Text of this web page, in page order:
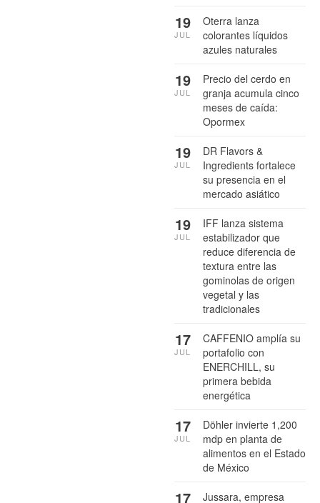
Oterra lanza
colorantes líquidos
azules naturales
19
JUL
Precio del cerdo en
granja acumula cinco
meses de caída:
Opormex
19
JUL
DR Flavors &
Ingredients fortalece
su presencia en el
mercado asiático
19
JUL
IFF lanza sistema
estabilizador que
reduce diferencia de
textura entre las
gominolas de origen
vegetal y las
tradicionales
19
JUL
CAFFENIO amplía su
portafolio con
ENERCHILL, su
primera bebida
energética
17
JUL
Döhler invierte 1,200
mdp en planta de
alimentos en el Estado
de México
17
JUL
Jussara, empresa
17